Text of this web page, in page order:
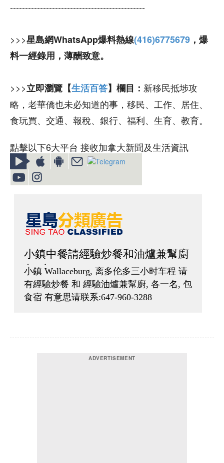
---------------------------------------------
>>>星島網WhatsApp爆料熱線(416)6775679 ，爆
料一經錄用，薄酬致意。
>>>立即瀏覽【生活百答】欄目： 新移民抵埗攻
略，老華僑也未必知道的事，移民、工作、居住、
食玩買、交通、報稅、銀行、福利、生育、教育。
點擊以下6大平台 接收加拿大新聞及生活資訊